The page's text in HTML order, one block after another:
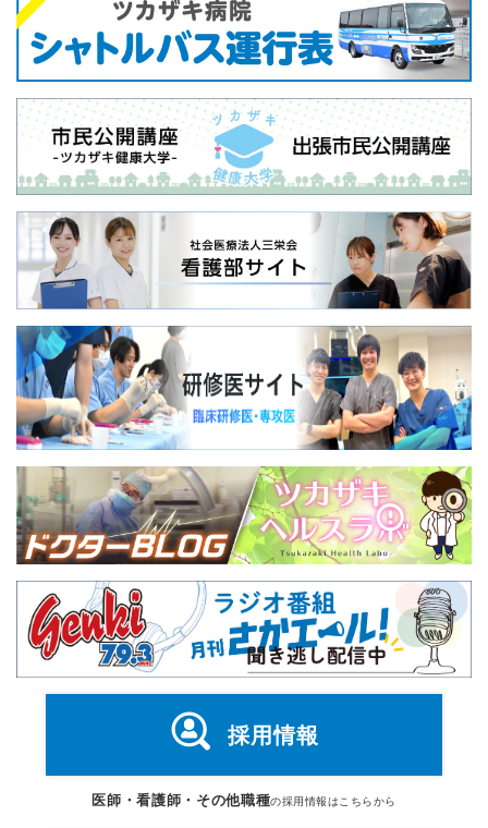
採用情報
医師・看護師・その他職種の採用情報はこちらから